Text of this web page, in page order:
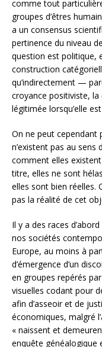
comme tout
groupes d’êtres
a un consensus
pertinence du niveau
question est politique,
construction
qu’indirectement —
croyance positiviste,
légitimée lorsqu’elle
On ne peut cependant
n’existent pas au
comment elles
titre, elles ne sont
elles sont bien réelles.
pas la réalité de cet
Il y a des races
nos sociétés
Europe, au moins à
d’émergence d’un
en groupes repérés
visuelles codant pour
afin d’asseoir et de
économiques, malgré
« naissent et
enquête généalogique